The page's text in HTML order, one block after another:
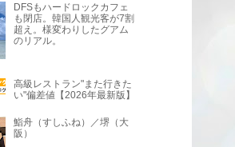
DFSもハードロックカフェ
も閉店。韓国人観光客が7割
超え。様変わりしたグアム
のリアル。
高級レストラン"また行きた
い"偏差値【2026年最新版】
鮨舟（すしふね）／堺（大
阪）